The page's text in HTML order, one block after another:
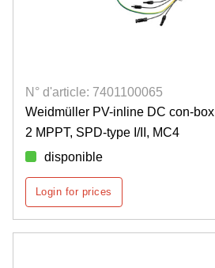
N° d'article: 7401100065
Weidmüller PV-inline DC con-box
2 MPPT, SPD-type I/II, MC4
disponible
Login for prices